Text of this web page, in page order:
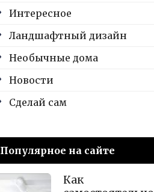
Интересное
Ландшафтный дизайн
Необычные дома
Новости
Сделай сам
Популярное на сайте
Как